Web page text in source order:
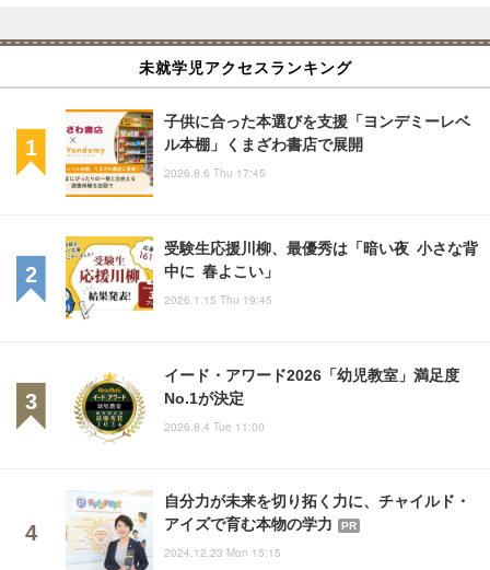
未就学児アクセスランキング
子供に合った本選びを支援「ヨンデミーレベ
ル本棚」くまざわ書店で展開
2026.8.6 Thu 17:45
受験生応援川柳、最優秀は「暗い夜 小さな背
中に 春よこい」
2026.1.15 Thu 19:45
イード・アワード2026「幼児教室」満足度
No.1が決定
2026.8.4 Tue 11:00
自分力が未来を切り拓く力に、チャイルド・
アイズで育む本物の学力
PR
2024.12.23 Mon 15:15